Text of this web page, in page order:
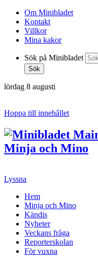
Om Minibladet
Kontakt
Villkor
Mina kakor
Sök på Minibladet
Sök
lördag 8 augusti
Hoppa till innehållet
Lyssna
Hem
Minja och Mino
Kändis
Nyheter
Veckans fråga
Reporterskolan
För vuxna